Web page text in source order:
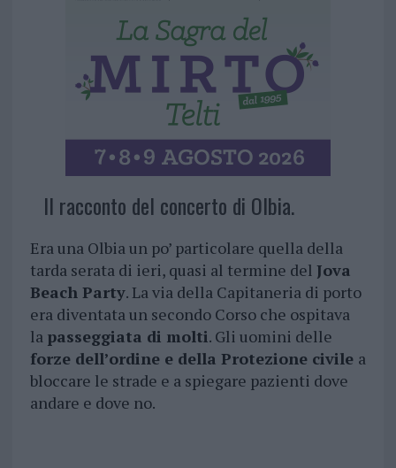
Il racconto del concerto di Olbia.
Era una Olbia un po’ particolare quella della
tarda serata di ieri, quasi al termine del Jova
Beach Party. La via della Capitaneria di porto
era diventata un secondo Corso che ospitava
la passeggiata di molti. Gli uomini delle
forze dell’ordine e della Protezione civile a
bloccare le strade e a spiegare pazienti dove
andare e dove no.